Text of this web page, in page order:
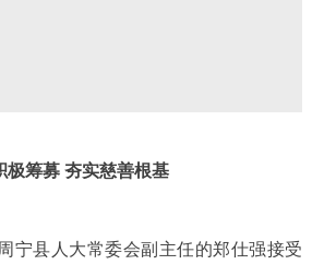
极筹募 夯实慈善根基
宁县人大常委会副主任的郑仕强接受